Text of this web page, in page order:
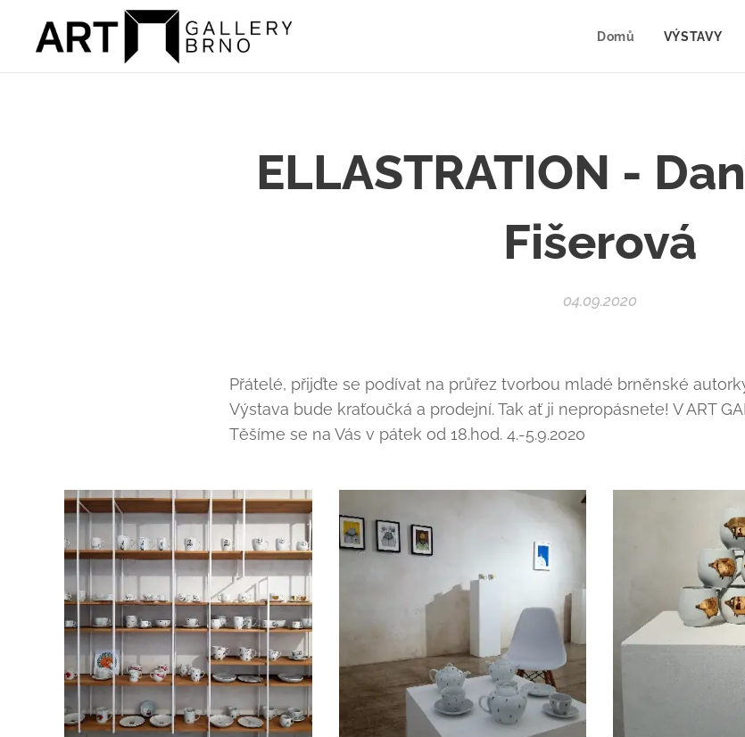
Domů VÝSTAVY
ELLASTRATION -
Fišerová
04.09.2020
Přátelé, přijďte se podívat na průřez tvorbou mladé brněnské
Výstava bude kraťoučká a prodejní. Tak ať ji nepropásnete! V ART
Těšíme se na Vás v pátek od 18.hod. 4.-5.9.2020